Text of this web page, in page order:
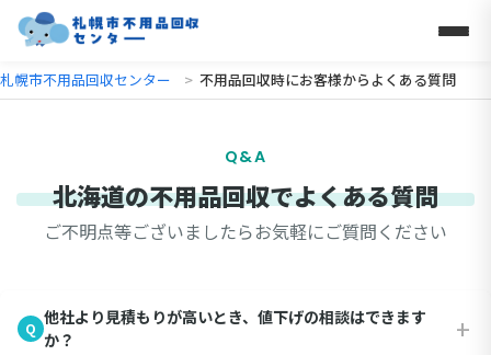
札幌市不用品回収センター 不用品回収時にお客様からよくある質問
Q&A
北海道の不用品回収でよくある質問
ご不明点等ございましたらお気軽にご質問ください
Q
他社より見積もりが高いとき、値下げの相談はできます
か？
+